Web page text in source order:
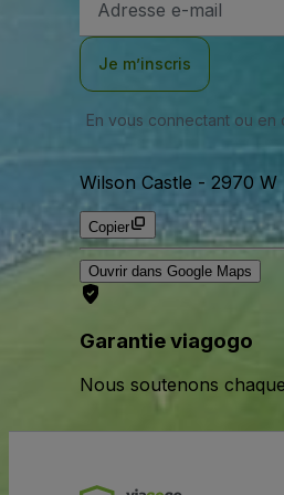
e-
Je m’inscris
En vous connectant ou
Wilson Castle - 2970 W
Copier
Ouvrir dans Google Maps
Garantie viagogo
Nous soutenons